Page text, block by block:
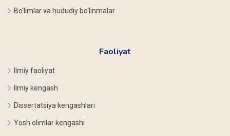
Bo‘limlar va hududiy bo‘linmalar
Faoliyat
Ilmiy faoliyat
Ilmiy kengash
Dissertatsiya kengashlari
Yosh olimlar kengashi